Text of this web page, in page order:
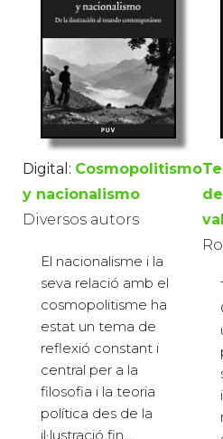
Digital: Cosmopolitismo
y nacionalismo
Diversos autors
El nacionalisme i la
seva relació amb el
cosmopolitisme ha
estat un tema de
reflexió constant i
central per a la
filosofia i la teoria
política des de la
il·lustració fin...